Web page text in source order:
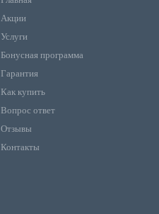
Акции
Услуги
Бонусная программа
Гарантия
Как купить
Вопрос ответ
Отзывы
Контакты